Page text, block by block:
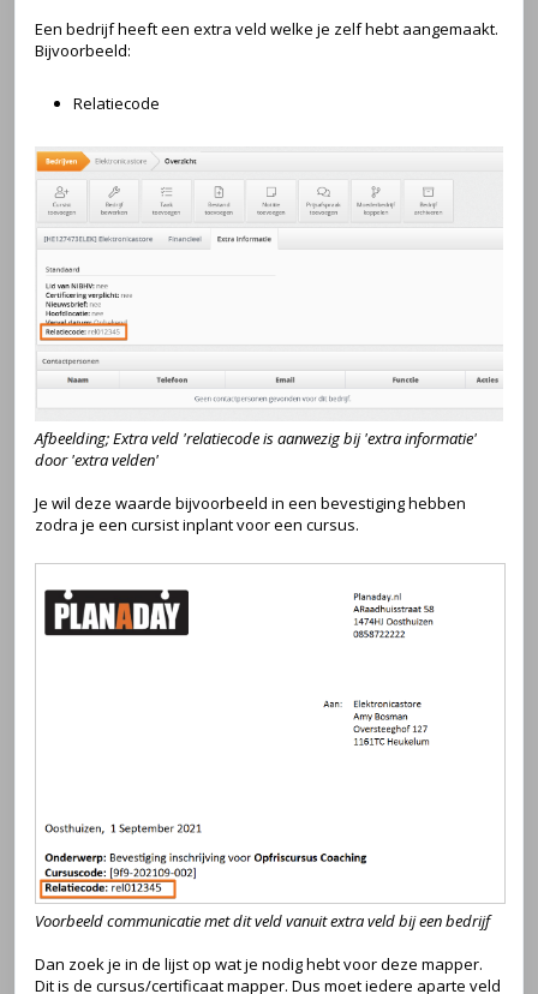
Een bedrijf heeft een extra veld welke je zelf hebt aangemaakt.
Bijvoorbeeld:
Relatiecode
Afbeelding; Extra veld 'relatiecode is aanwezig bij 'extra informatie'
door 'extra velden'
Je wil deze waarde bijvoorbeeld in een bevestiging hebben
zodra je een cursist inplant voor een cursus.
Voorbeeld communicatie met dit veld vanuit extra veld bij een bedrijf
Dan zoek je in de lijst op wat je nodig hebt voor deze mapper.
Dit is de cursus/certificaat mapper. Dus moet iedere aparte veld